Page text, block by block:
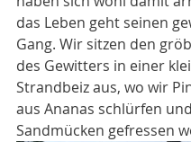
das Leben geht seinen
Gang. Wir sitzen den
des Gewitters in einer
Strandbeiz aus, wo wir
aus Ananas schlürfen
Sandmücken gefressen